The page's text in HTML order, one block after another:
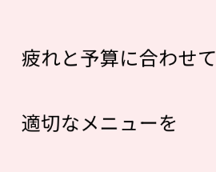
疲れと予算に合わせて
適切なメニューを